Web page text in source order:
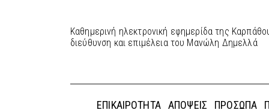
Καθημερινή ηλεκτρονική εφημερίδα της
διεύθυνση και επιμέλεια του Μανώλη Δημελλά
ΕΠΙΚΑΙΡΌΤΗΤΑ ΑΠΌΨΕΙΣ ΠΡΌΣΩΠΑ